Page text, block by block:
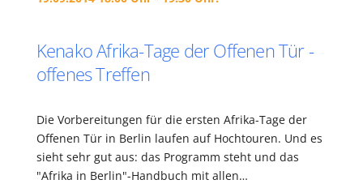
Kenako Afrika-Tage der Offenen Tür -
offenes Treffen
Die Vorbereitungen für die ersten Afrika-Tage der
Offenen Tür in Berlin laufen auf Hochtouren. Und es
sieht sehr gut aus: das Programm steht und das
"Afrika in Berlin"-Handbuch mit allen…